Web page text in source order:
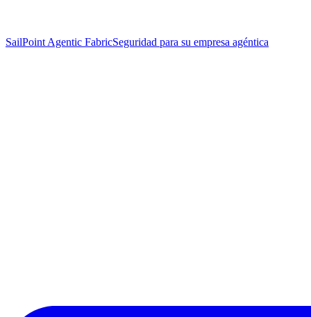
SailPoint Agentic FabricSeguridad para su empresa agéntica